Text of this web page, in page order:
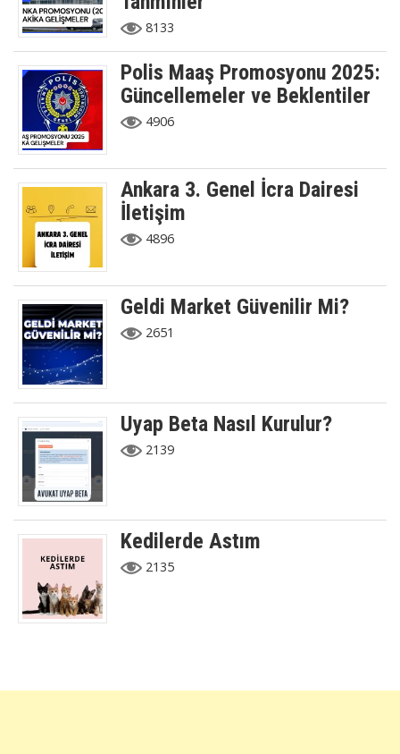
8133
Polis Maaş Promosyonu 2025:
Güncellemeler ve Beklentiler
4906
Ankara 3. Genel İcra Dairesi
İletişim
4896
Geldi Market Güvenilir Mi?
2651
Uyap Beta Nasıl Kurulur?
2139
Kedilerde Astım
2135